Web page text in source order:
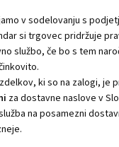
v sodelovanju s
si trgovec pridržuje
službo, če bo s tem
ki so na zalogi, je
za dostavne naslove v
na posamezni